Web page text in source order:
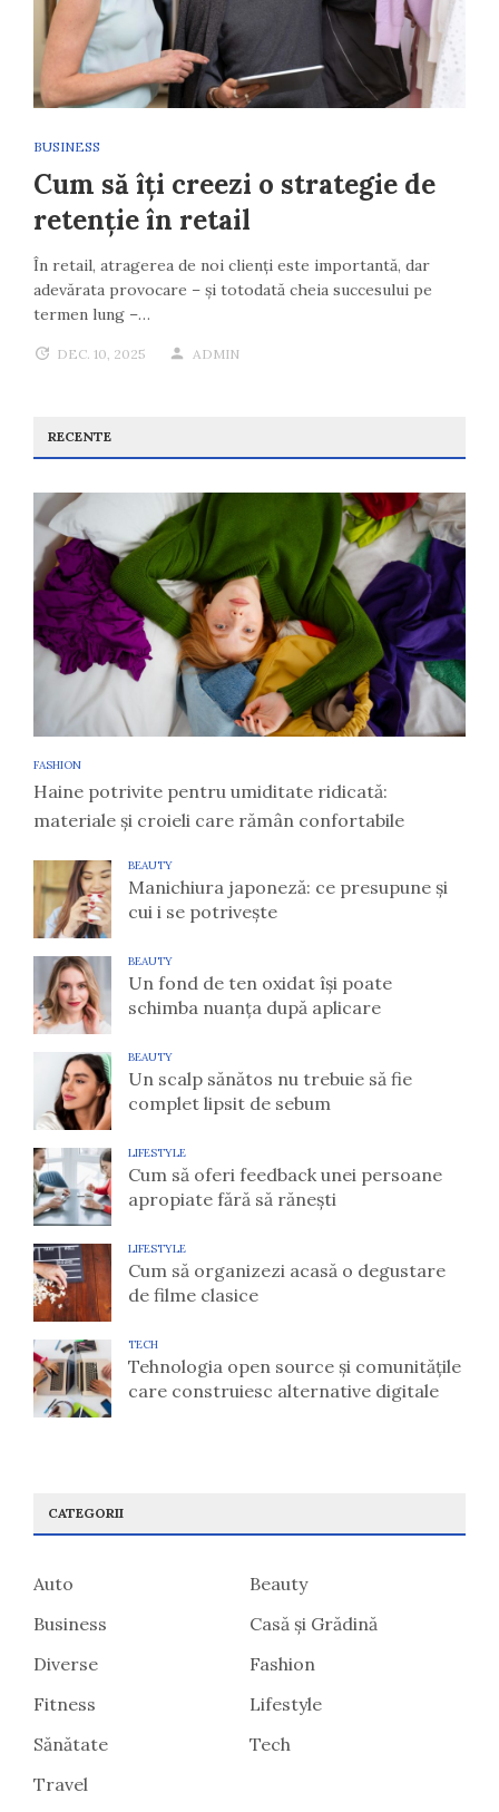
BUSINESS
Cum să îți creezi o strategie de
retenție în retail
În retail, atragerea de noi clienți este importantă, dar
adevărata provocare – și totodată cheia succesului pe
termen lung –…
DEC. 10, 2025 ADMIN
RECENTE
FASHION
Haine potrivite pentru umiditate ridicată:
materiale și croieli care rămân confortabile
BEAUTY
Manichiura japoneză: ce presupune și
cui i se potrivește
BEAUTY
Un fond de ten oxidat își poate
schimba nuanța după aplicare
BEAUTY
Un scalp sănătos nu trebuie să fie
complet lipsit de sebum
LIFESTYLE
Cum să oferi feedback unei persoane
apropiate fără să rănești
LIFESTYLE
Cum să organizezi acasă o degustare
de filme clasice
TECH
Tehnologia open source și comunitățile
care construiesc alternative digitale
CATEGORII
Auto
Beauty
Business
Casă și Grădină
Diverse
Fashion
Fitness
Lifestyle
Sănătate
Tech
Travel